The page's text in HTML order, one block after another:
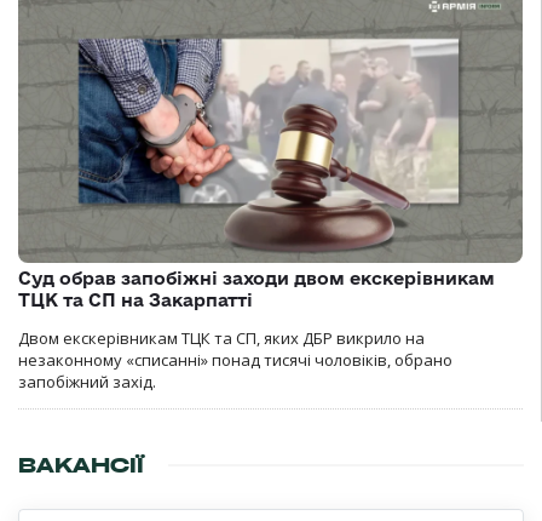
Суд обрав запобіжні заходи двом екскерівникам
ТЦК та СП на Закарпатті
Двом екскерівникам ТЦК та СП, яких ДБР викрило на
незаконному «списанні» понад тисячі чоловіків, обрано
запобіжний захід.
ВАКАНСІЇ